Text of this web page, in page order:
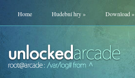
Home Hudební hry» Download»